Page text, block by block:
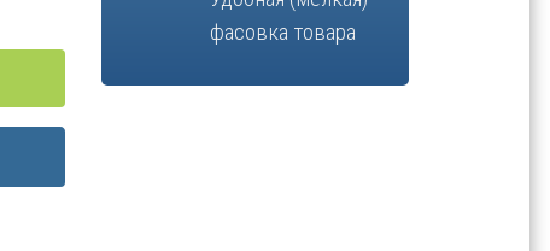
фасовка товара